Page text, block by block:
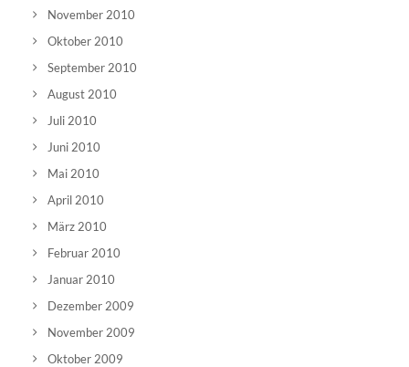
November 2010
Oktober 2010
September 2010
August 2010
Juli 2010
Juni 2010
Mai 2010
April 2010
März 2010
Februar 2010
Januar 2010
Dezember 2009
November 2009
Oktober 2009